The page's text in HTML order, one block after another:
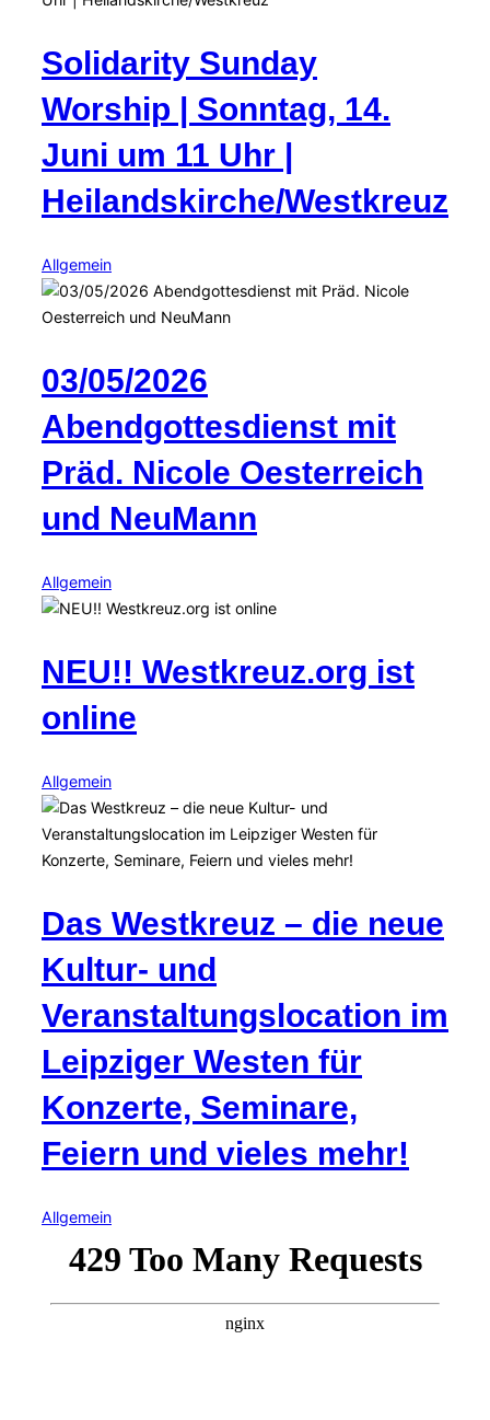
Solidarity Sunday
Worship | Sonntag, 14.
Juni um 11 Uhr |
Heilandskirche/Westkreuz
Allgemein
03/05/2026
Abendgottesdienst mit
Präd. Nicole Oesterreich
und NeuMann
Allgemein
NEU!! Westkreuz.org ist
online
Allgemein
Das Westkreuz – die neue
Kultur- und
Veranstaltungslocation im
Leipziger Westen für
Konzerte, Seminare,
Feiern und vieles mehr!
Allgemein